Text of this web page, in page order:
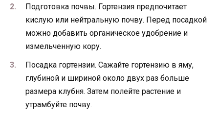
Подготовка почвы. Гортензия предпочитает
кислую или нейтральную почву. Перед посадкой
можно добавить органическое удобрение и
измельченную кору.
Посадка гортензии. Сажайте гортензию в яму,
глубиной и шириной около двух раз больше
размера клубня. Затем полейте растение и
утрамбуйте почву.